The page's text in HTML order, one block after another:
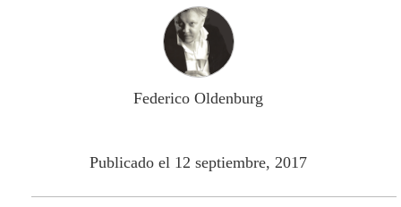
Federico Oldenburg
Publicado el 12 septiembre, 2017